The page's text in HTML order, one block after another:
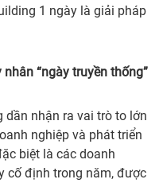
1 ngày là giải pháp
“ngày truyền thống”
dần nhận ra vai trò to lớn
nghiệp và phát triển
biệt là các doanh
cố định trong năm, được